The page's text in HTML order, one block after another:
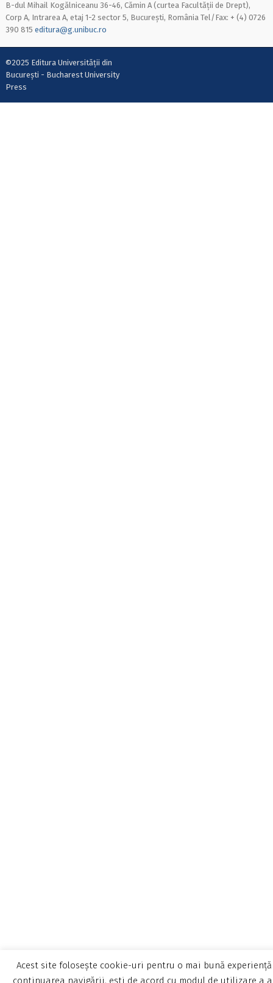
B-dul Mihail Kogălniceanu 36-46, Cămin A (curtea Facultății de Drept),
Corp A, Intrarea A, etaj 1-2 sector 5, București, România Tel/Fax: + (4) 0726
390 815 editura@g.unibuc.ro
©2025 Editura Universității din
București - Bucharest University
Press
Acest site folosește cookie-uri pentru o mai bună
continuarea navigării, ești de acord cu modul de utilizare a